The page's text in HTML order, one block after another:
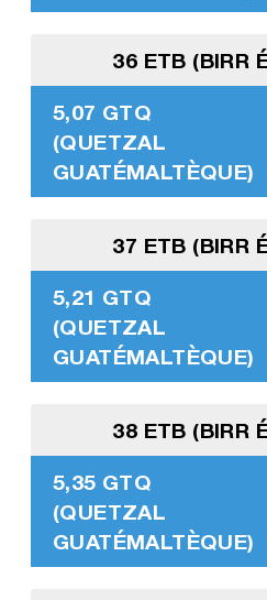
36 ETB (BIRR
5,07 GTQ
(QUETZAL
GUATÉMALTÈQUE)
37 ETB (BIRR
5,21 GTQ
(QUETZAL
GUATÉMALTÈQUE)
38 ETB (BIRR
5,35 GTQ
(QUETZAL
GUATÉMALTÈQUE)